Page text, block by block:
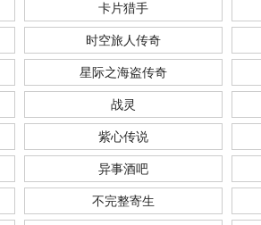
卡片猎手
时空旅人传奇
星际之海盗传奇
战灵
紫心传说
异事酒吧
不完整寄生